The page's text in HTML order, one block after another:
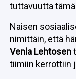
tuttavuutta
Naisen
nimittäin, että
Venla Lehtosen
tiimiin kerrottiin